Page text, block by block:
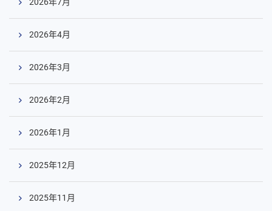
2026年4月
2026年3月
2026年2月
2026年1月
2025年12月
2025年11月